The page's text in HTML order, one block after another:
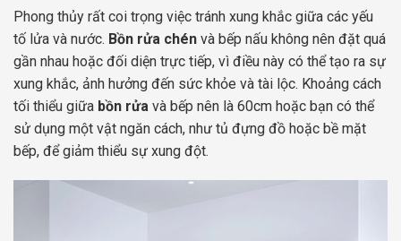
Phong thủy rất coi trọng việc tránh xung khắc giữa các yếu
tố lửa và nước. Bồn rửa chén và bếp nấu không nên đặt quá
gần nhau hoặc đối diện trực tiếp, vì điều này có thể tạo ra sự
xung khắc, ảnh hưởng đến sức khỏe và tài lộc. Khoảng cách
tối thiểu giữa bồn rửa và bếp nên là 60cm hoặc bạn có thể
sử dụng một vật ngăn cách, như tủ đựng đồ hoặc bề mặt
bếp, để giảm thiểu sự xung đột.